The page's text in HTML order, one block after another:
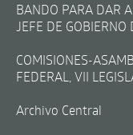
BANDO PARA DAR
JEFE DE GOBIERNO
COMISIONES-
FEDERAL, VII
Archivo Central